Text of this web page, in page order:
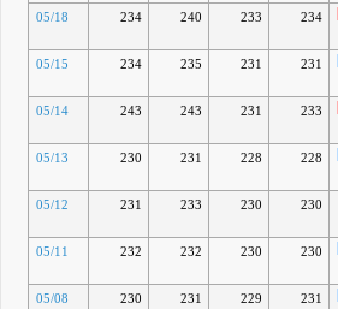
05/18 234 240 233 234
05/15 234 235 231 231
05/14 243 243 231 233
05/13 230 231 228 228
05/12 231 233 230 230
05/11
232 232 230 230
05/08
230 231 229 231